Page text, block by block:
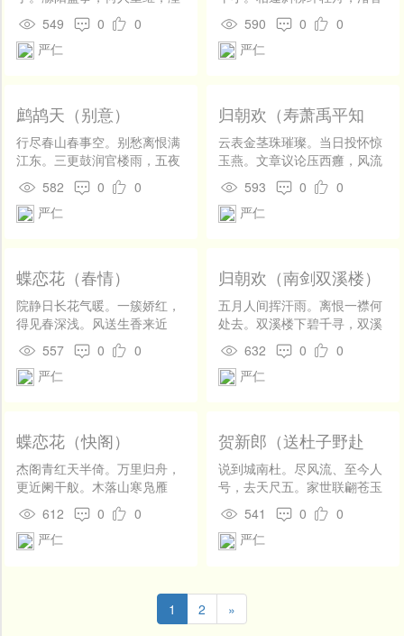
川太守。太守谓谁，文章的
派，醉翁贤胄。对千峰削翠，
双溪注玉，端不减、琅琊秀。
竹枝杨柳。只恐明朝，绨封趣
观，未容借冠。尽江山识赏，
盐梅事业，焕青颤旧。
549 0
0
严仁
不断苹花老。西风吹梦草。题
诗未了还惊觉。独伤心，凄凉
故馆，月过西楼悄。 楼外斜河
渺。相思千里道。多情直被无
情恼。玉台前，请君试看，华
发添多少。
590 0
0
严仁
鹧鸪天（别意）
行尽春山春事空。别愁离恨满
江东。三更鼓润官楼雨，五夜
灯残客舍风。 寒淡淡，晓胧
胧。黄鸡催断丑时钟。紫骝嚼
勒金衔响，卫破飞花一道红。
582 0
0
严仁
归朝欢（寿萧禹平知
县）
云表金茎珠璀璨。当日投怀惊
玉燕。文章议论压西癰，风流
姓字翔东观。紫皇嗟见晚。祥
麟五色留金殿。大江西，铜章
墨缓，暂尔烦君绾。 十二金钗
板。趣君归翰苑。莱衣焕烂潘
舆稳。任方瞳，从今看到，弱
水波清浅。
593 0
0
严仁
蝶恋花（春情）
院静日长花气暖。一簇娇红，
得见春深浅。风送生香来近
远。笑声只在秋千畔。 目力未
穷肠已断。一寸芳心，更逐游
丝乱。朱户对开帘卷半。日斜
557 0
0
严仁
归朝欢（南剑双溪楼）
五月人间挥汗雨。离恨一襟何
处去。双溪楼下碧千寻，双溪
楼上匏尊举。晚凉生绿树。渔
灯几点依洲渚。莫狂歌，潭空
月净，惨惨瘦蛟舞。 变化往来
吐。我来空吊古。与君同记凭
阑语。问沧波，乘槎此去，流
到天河否。
632 0
0
严仁
蝶恋花（快阁）
杰阁青红天半倚。万里归舟，
更近阑干舣。木落山寒凫雁
起。一声渔笛沧洲尾。 千古文
章黄太史。虱虱高风，长照冰
壶里。何以荐君秋菊蕊。癯瓢
612 0
0
严仁
贺新郎（送杜子野赴
省）
说到城南杜。尽风流、至今人
号，去天尺五。家世联翩苍玉
佩，自有文章机杼。看鸾凤、
九霄轩翥。文阵堂堂新得隽，
正少年、壮气虹霓吐。拈彩
人度。帝里春浓花似海，催人
明光奏赋。须快展、亨衢阔
541 0
0
严仁
1 2 »